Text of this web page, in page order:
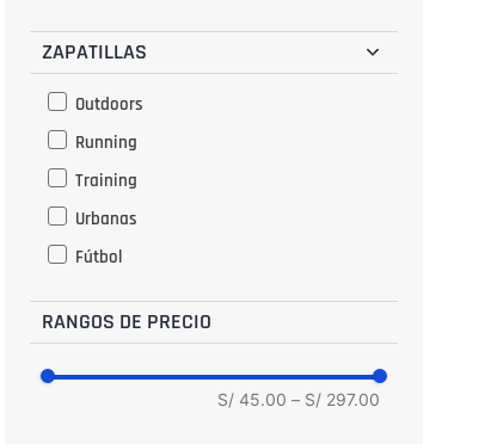
39
42.5
ZAPATILLAS
Outdoors
Running
Training
Urbanas
Fútbol
RANGOS DE PRECIO
S/ 45.00 – S/ 297.00